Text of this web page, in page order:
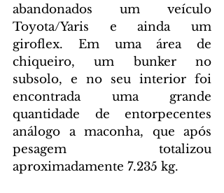
abandonados um veículo
Toyota/Yaris e ainda um
giroflex. Em uma área de
chiqueiro, um bunker no
subsolo, e no seu interior foi
encontrada uma grande
quantidade de entorpecentes
análogo a maconha, que após
pesagem totalizou
aproximadamente 7.235 kg.